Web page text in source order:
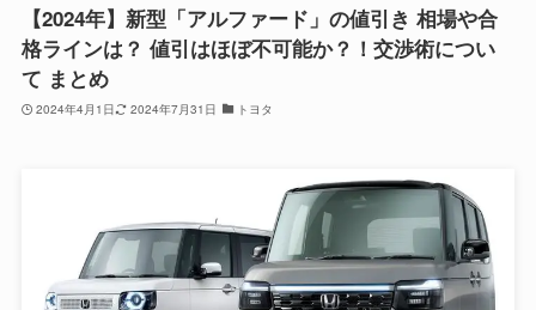
【2024年】新型「アルファード」の値引き 相場や合
格ラインは？ 値引はほぼ不可能か？！交渉術につい
て まとめ
2024年4月1日 2024年7月31日 トヨタ